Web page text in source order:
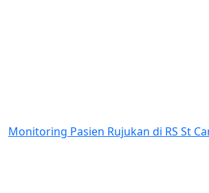
Monitoring Pasien Rujukan di RS St